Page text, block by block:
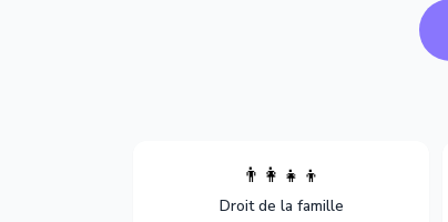
👨‍👩‍👧‍👦
Droit de la famille
succession et protection des personnes